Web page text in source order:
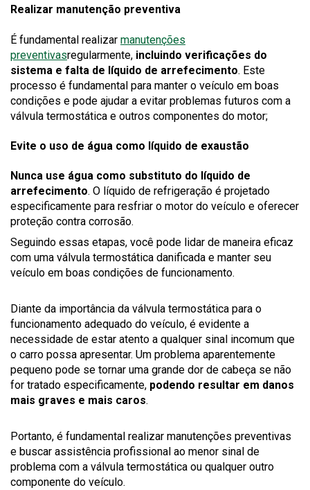
Realizar manutenção preventiva
É fundamental realizar manutenções
preventivasregularmente, incluindo verificações do
sistema e falta de líquido de arrefecimento. Este
processo é fundamental para manter o veículo em boas
condições e pode ajudar a evitar problemas futuros com a
válvula termostática e outros componentes do motor;
Evite o uso de água como líquido de exaustão
Nunca use água como substituto do líquido de
arrefecimento. O líquido de refrigeração é projetado
especificamente para resfriar o motor do veículo e oferecer
proteção contra corrosão.
Seguindo essas etapas, você pode lidar de maneira eficaz
com uma válvula termostática danificada e manter seu
veículo em boas condições de funcionamento.
Diante da importância da válvula termostática para o
funcionamento adequado do veículo, é evidente a
necessidade de estar atento a qualquer sinal incomum que
o carro possa apresentar. Um problema aparentemente
pequeno pode se tornar uma grande dor de cabeça se não
for tratado especificamente, podendo resultar em danos
mais graves e mais caros.
Portanto, é fundamental realizar manutenções preventivas
e buscar assistência profissional ao menor sinal de
problema com a válvula termostática ou qualquer outro
componente do veículo.